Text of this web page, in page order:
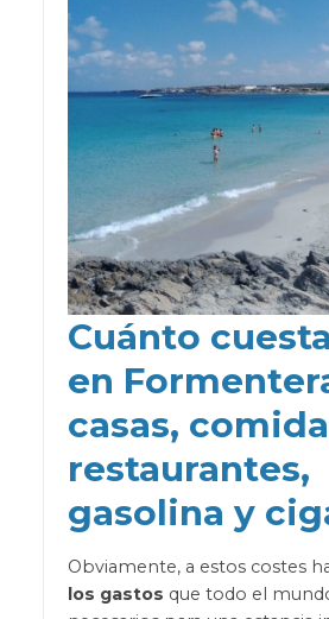
Cuánto
en
casas,
restaurantes,
gasolina y
Obviamente, a estos costes
los gastos que todo el